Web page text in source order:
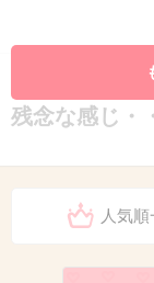
2014/01/29(水)
残念な感じ・
人気